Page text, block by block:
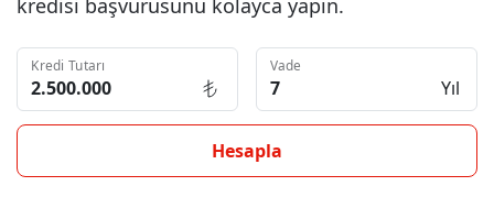
kredisi başvurusunu kolayca yapın.
Kredi Tutarı Vade
Yıl
Hesapla